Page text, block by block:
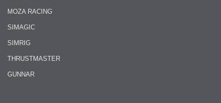
MOZA RACING
SIMAGIC
SIMRIG
THRUSTMASTER
GUNNAR